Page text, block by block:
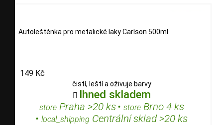
Autoleštěnka pro metalické laky Carlson 500ml
149 Kč
čistí, leští a oživuje barvy
 Ihned skladem
storePraha >20 ks• storeBrno 4 ks
• local_shipping Centrální sklad >20 ks